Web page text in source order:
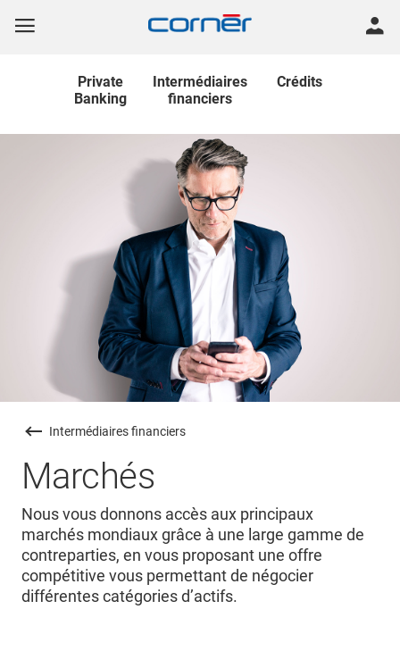
Private
Banking
Intermédiaires
financiers
Crédits
Intermédiaires financiers
Marchés
Nous vous donnons accès aux principaux
marchés mondiaux grâce à une large gamme de
contreparties, en vous proposant une offre
compétitive vous permettant de négocier
différentes catégories d’actifs.